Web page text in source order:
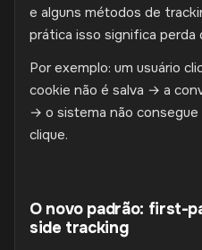
e alguns métodos de
prática isso significa perda
Por exemplo: um usuário
cookie não é salva → a
→ o sistema não
clique.
O novo padrão: first-
side tracking